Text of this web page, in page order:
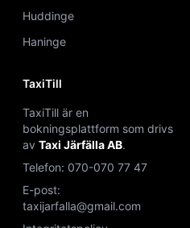
Huddinge
Haninge
TaxiTill
TaxiTill är en
bokningsplattform som drivs
av Taxi Järfälla AB.
Telefon: 070-070 77 47
E-post:
taxijarfalla@gmail.com